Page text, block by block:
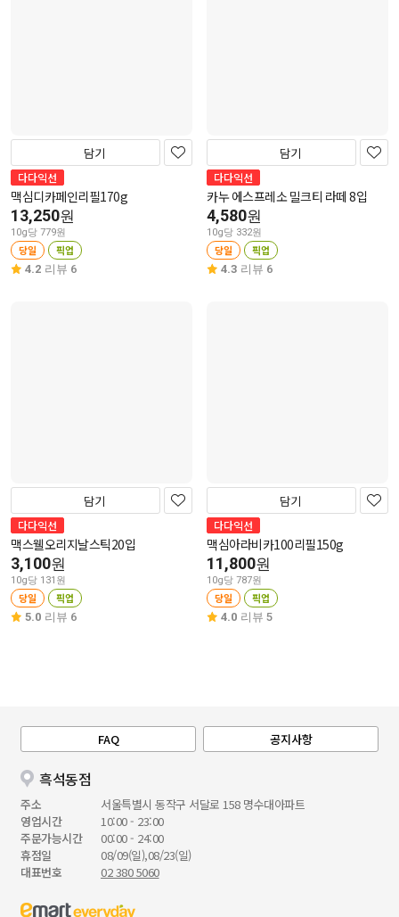
담기
다다익선
맥심디카페인리필170g
13,250원
10g당 779원
당일 픽업
4.2 리뷰 6
담기
다다익선
카누 에스프레소 밀크티 라떼 8입
4,580원
10g당 332원
당일 픽업
4.3 리뷰 6
담기
다다익선
맥스웰오리지날스틱20입
3,100원
10g당 131원
당일 픽업
5.0 리뷰 6
담기
다다익선
맥심아라비카100리필150g
11,800원
10g당 787원
당일 픽업
4.0 리뷰 5
FAQ 공지사항
흑석동점
주소
서울특별시 동작구 서달로 158 명수대아파트
영업시간
10:00 - 23:00
주문가능시간
00:00 - 24:00
휴점일
08/09(일),08/23(일)
대표번호
02 380 5060